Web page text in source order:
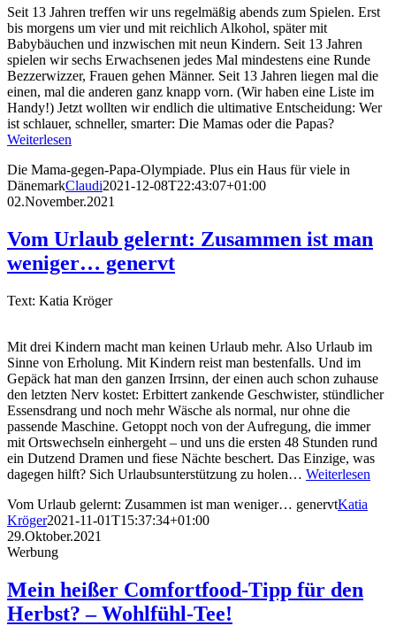
Seit 13 Jahren treffen wir uns regelmäßig abends zum Spielen. Erst
bis morgens um vier und mit reichlich Alkohol, später mit
Babybäuchen und inzwischen mit neun Kindern. Seit 13 Jahren
spielen wir sechs Erwachsenen jedes Mal mindestens eine Runde
Bezzerwizzer, Frauen gehen Männer. Seit 13 Jahren liegen mal die
einen, mal die anderen ganz knapp vorn. (Wir haben eine Liste im
Handy!) Jetzt wollten wir endlich die ultimative Entscheidung: Wer
ist schlauer, schneller, smarter: Die Mamas oder die Papas?
Weiterlesen
Die Mama-gegen-Papa-Olympiade. Plus ein Haus für viele in
DänemarkClaudi2021-12-08T22:43:07+01:00
02.November.2021
Vom Urlaub gelernt: Zusammen ist man
weniger… genervt
Text: Katia Kröger
Mit drei Kindern macht man keinen Urlaub mehr. Also Urlaub im
Sinne von Erholung. Mit Kindern reist man bestenfalls. Und im
Gepäck hat man den ganzen Irrsinn, der einen auch schon zuhause
den letzten Nerv kostet: Erbittert zankende Geschwister, stündlicher
Essensdrang und noch mehr Wäsche als normal, nur ohne die
passende Maschine. Getoppt noch von der Aufregung, die immer
mit Ortswechseln einhergeht – und uns die ersten 48 Stunden rund
ein Dutzend Dramen und fiese Nächte beschert. Das Einzige, was
dagegen hilft? Sich Urlaubsunterstützung zu holen… Weiterlesen
Vom Urlaub gelernt: Zusammen ist man weniger… genervtKatia
Kröger2021-11-01T15:37:34+01:00
29.Oktober.2021
Werbung
Mein heißer Comfortfood-Tipp für den
Herbst? – Wohlfühl-Tee!